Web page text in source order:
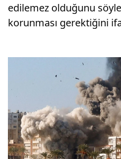
edilemez olduğunu
korunması gerektiğini